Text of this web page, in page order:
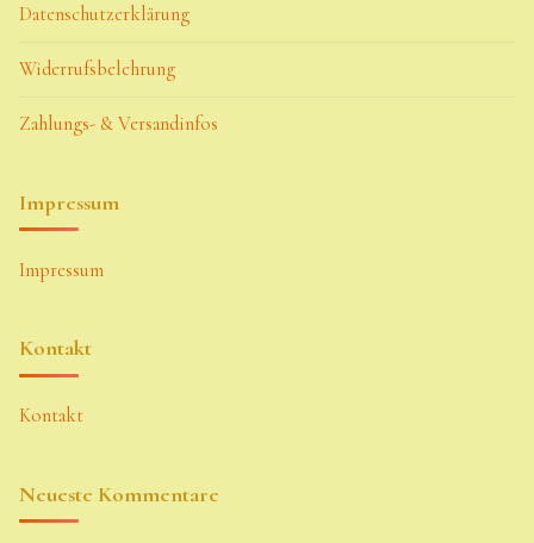
Datenschutzerklärung
Widerrufsbelehrung
Zahlungs- & Versandinfos
Impressum
Impressum
Kontakt
Kontakt
Neueste Kommentare